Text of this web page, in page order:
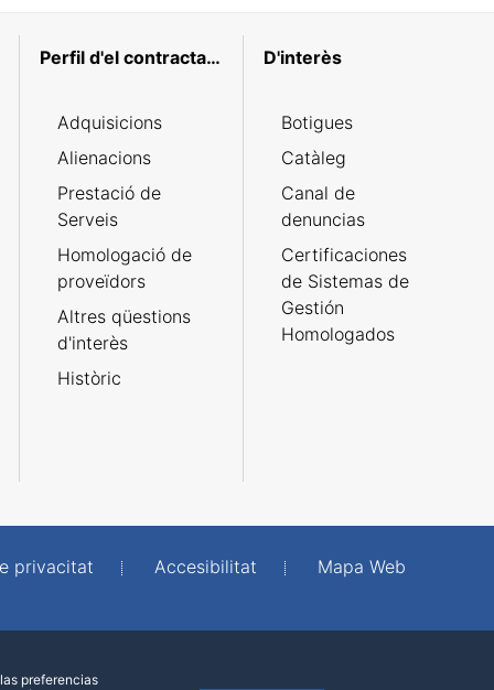
Perfil d'el contractant
Adquisicions
Alienacions
Prestació de
Serveis
Homologació de
proveïdors
Altres qüestions
d'interès
Històric
D'interès
Botigues
Catàleg
Canal de
denuncias
Certificaciones
de Sistemas de
Gestión
Homologados
privacitat Accesibilitat
Mapa Web
preferencias